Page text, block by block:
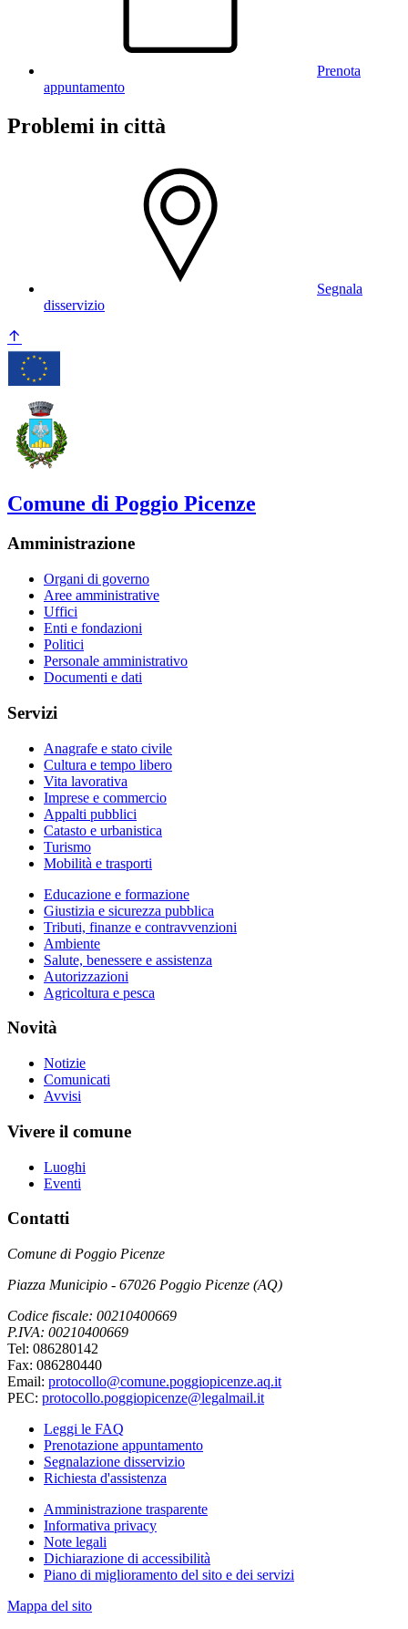
Prenota
appuntamento
Problemi in città
Segnala
disservizio
Comune di Poggio Picenze
Amministrazione
Organi di governo
Aree amministrative
Uffici
Enti e fondazioni
Politici
Personale amministrativo
Documenti e dati
Servizi
Anagrafe e stato civile
Cultura e tempo libero
Vita lavorativa
Imprese e commercio
Appalti pubblici
Catasto e urbanistica
Turismo
Mobilità e trasporti
Educazione e formazione
Giustizia e sicurezza pubblica
Tributi, finanze e contravvenzioni
Ambiente
Salute, benessere e assistenza
Autorizzazioni
Agricoltura e pesca
Novità
Notizie
Comunicati
Avvisi
Vivere il comune
Luoghi
Eventi
Contatti
Comune di Poggio Picenze
Piazza Municipio - 67026 Poggio Picenze (AQ)
Codice fiscale: 00210400669
P.IVA: 00210400669
Tel: 086280142
Fax: 086280440
Email: protocollo@comune.poggiopicenze.aq.it
PEC: protocollo.poggiopicenze@legalmail.it
Leggi le FAQ
Prenotazione appuntamento
Segnalazione disservizio
Richiesta d'assistenza
Amministrazione trasparente
Informativa privacy
Note legali
Dichiarazione di accessibilità
Piano di miglioramento del sito e dei servizi
Mappa del sito